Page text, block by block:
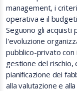
management, i
operativa e il
Seguono gli acquisti
l'evoluzione
pubblico-privato con
gestione del rischio,
pianificazione dei
alla valutazione e